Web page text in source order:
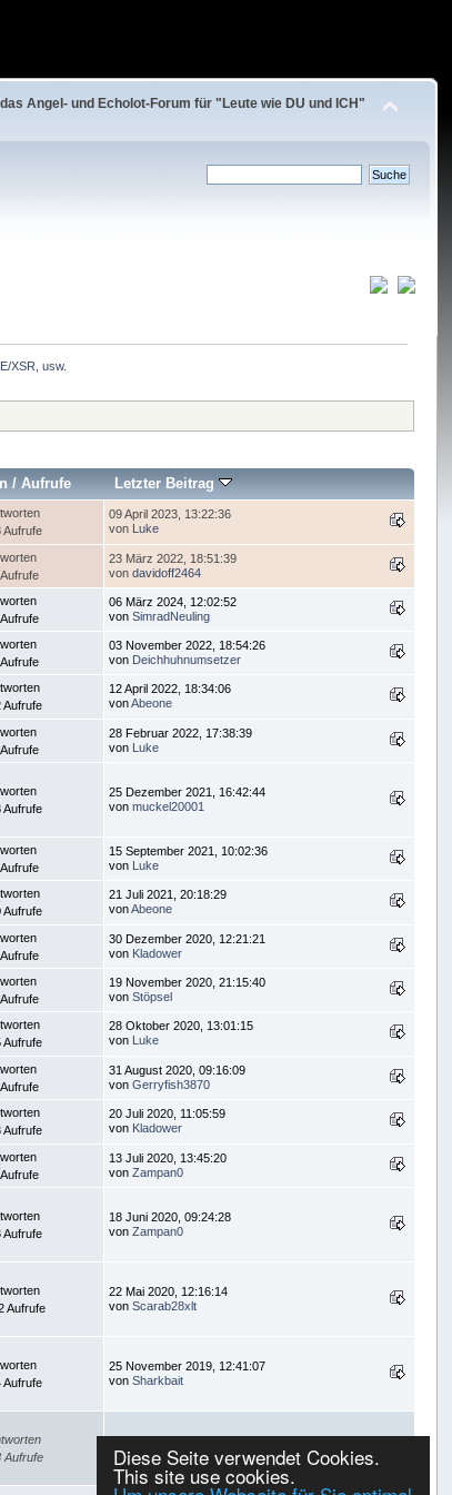
Diese Seite verwendet Cookies.
This site use cookies.
das Angel- und Echolot-Forum für "Leute wie DU und ICH"
XSR, usw.
/Aufrufe Letzter Beitrag
Aufrufe
09 April 2023, 13:22:36
von Luke
23 März 2022, 18:51:39
vondavidoff2464
06 März 2024, 12:02:52
vonSimradNeuling
03 November 2022, 18:54:26
von Deichhuhnumsetzer
Aufrufe
12 April 2022, 18:34:06
vonAbeone
28 Februar 2022, 17:38:39
von Luke
Aufrufe
25 Dezember 2021, 16:42:44
vonmuckel20001
15 September 2021, 10:02:36
von Luke
Aufrufe
21 Juli 2021, 20:18:29
vonAbeone
30 Dezember 2020, 12:21:21
von Kladower
19 November 2020, 21:15:40
vonStöpsel
Aufrufe
28 Oktober 2020, 13:01:15
von Luke
31 August 2020, 09:16:09
vonGerryfish3870
Aufrufe
20 Juli 2020, 11:05:59
von Kladower
13 Juli 2020, 13:45:20
vonZampan0
Aufrufe
18 Juni 2020, 09:24:28
vonZampan0
Aufrufe
22 Mai 2020, 12:16:14
vonScarab28xlt
Aufrufe
25 November 2019, 12:41:07
vonSharkbait
Aufrufe
23 April 2019, 10:59:22
vonTACKLEFEVER